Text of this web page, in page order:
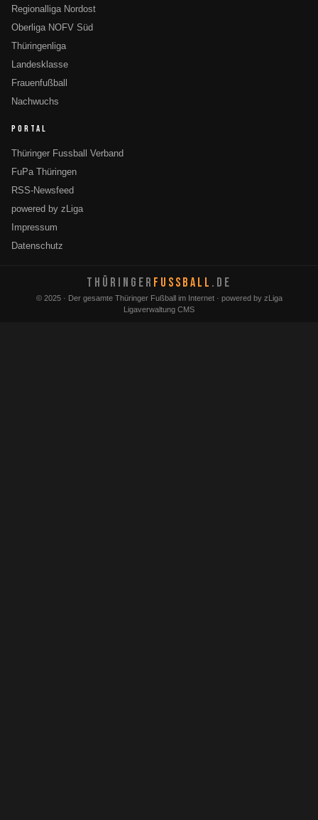
Regionalliga Nordost
Oberliga NOFV Süd
Thüringenliga
Landesklasse
Frauenfußball
Nachwuchs
PORTAL
Thüringer Fussball Verband
FuPa Thüringen
RSS-Newsfeed
powered by zLiga
Impressum
Datenschutz
THÜRINGER FUSSBALL .DE
© 2025 · Der gesamte Thüringer Fußball im Internet · powered by zLiga
Ligaverwaltung CMS